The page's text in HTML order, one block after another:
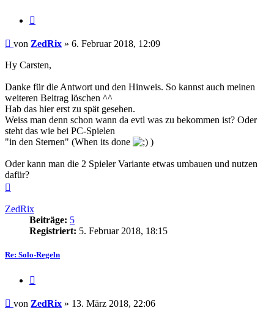
Beitrag
von ZedRix » 6. Februar 2018, 12:09
Hy Carsten,
Danke für die Antwort und den Hinweis. So kannst auch meinen
weiteren Beitrag löschen ^^
Hab das hier erst zu spät gesehen.
Weiss man denn schon wann da evtl was zu bekommen ist? Oder
steht das wie bei PC-Spielen
"in den Sternen" (When its done
)
Oder kann man die 2 Spieler Variante etwas umbauen und nutzen
dafür?
ZedRix
Beiträge: 5
Registriert: 5. Februar 2018, 18:15
Re: Solo-Regeln
Beitrag
von ZedRix » 13. März 2018, 22:06